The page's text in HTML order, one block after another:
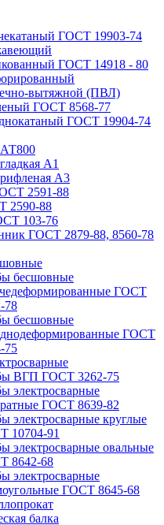
ГОСТ 19903-74
ГОСТ 14918 - 80
вытяжной (ПВЛ)
ГОСТ 8568-77
ГОСТ 19904-74
А1
А3
2591-88
2590-88
103-76
ГОСТ 2879-88, 8560-78
бесшовные
ГОСТ
78
бесшовные
ГОСТ
75
ВГП ГОСТ 3262-75
электросварные
ГОСТ 8639-82
электросварные круглые
10704-91
электросварные овальные
8642-68
электросварные
ГОСТ 8645-68
балка